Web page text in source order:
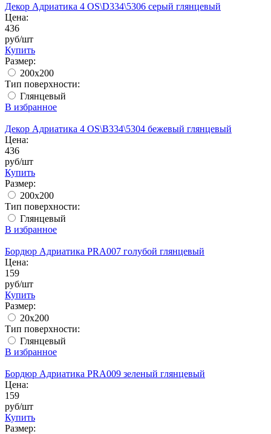
Декор Адриатика 4 OS\D334\5306 серый глянцевый
Цена:
436
руб/шт
Купить
Размер:
200x200
Тип поверхности:
Глянцевый
В избранное
Декор Адриатика 4 OS\B334\5304 бежевый глянцевый
Цена:
436
руб/шт
Купить
Размер:
200x200
Тип поверхности:
Глянцевый
В избранное
Бордюр Адриатика PRA007 голубой глянцевый
Цена:
159
руб/шт
Купить
Размер:
20х200
Тип поверхности:
Глянцевый
В избранное
Бордюр Адриатика PRA009 зеленый глянцевый
Цена:
159
руб/шт
Купить
Размер: